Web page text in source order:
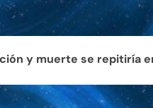
y muerte se repitiría